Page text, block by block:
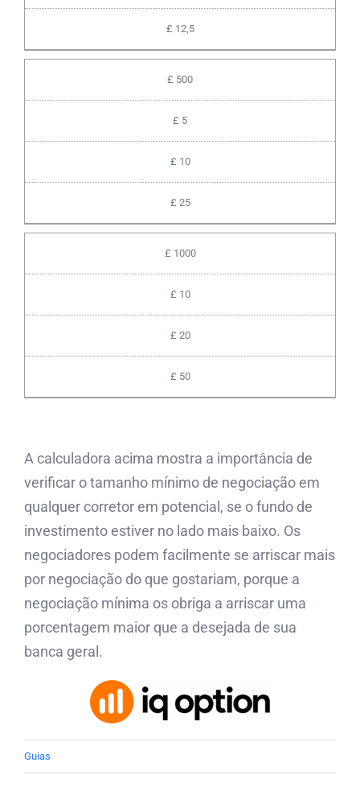
£ 12,5
£ 500
£ 5
£ 10
£ 25
£ 1000
£ 10
£ 20
£ 50
A calculadora acima mostra a importância de
verificar o tamanho mínimo de negociação em
qualquer corretor em potencial, se o fundo de
investimento estiver no lado mais baixo. Os
negociadores podem facilmente se arriscar mais
por negociação do que gostariam, porque a
negociação mínima os obriga a arriscar uma
porcentagem maior que a desejada de sua
banca geral.
Guias